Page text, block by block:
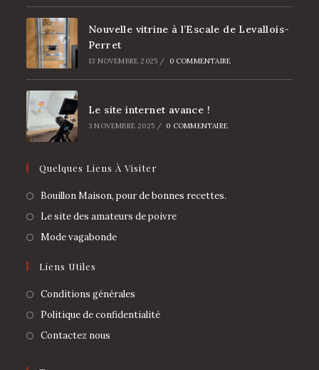
Nouvelle vitrine à l’Escale de Levallois-
Perret
13 NOVEMBRE 2025 / 0 COMMENTAIRE
Le site internet avance !
3 NOVEMBRE 2025 / 0 COMMENTAIRE
Quelques Liens À Visiter
Bouillon Maison, pour de bonnes recettes.
Le site des amateurs de poivre
Mode vagabonde
Liens Utiles
Conditions générales
Politique de confidentialité
Contactez nous